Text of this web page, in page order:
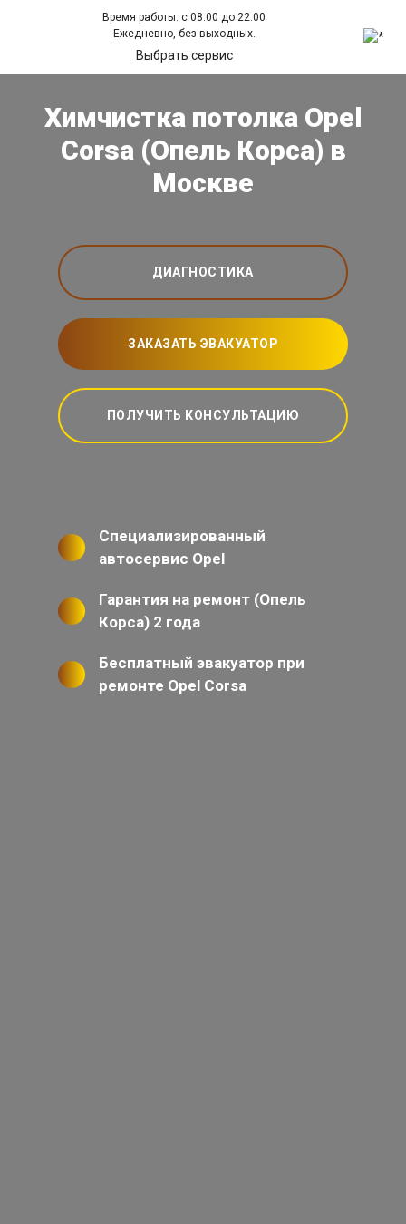
Время работы: с 08:00 до 22:00
Ежедневно, без выходных.
Выбрать сервис
Химчистка потолка Opel
Corsa (Опель Корса) в
Москве
ДИАГНОСТИКА
ЗАКАЗАТЬ ЭВАКУАТОР
ПОЛУЧИТЬ КОНСУЛЬТАЦИЮ
Специализированный
автосервис Opel
Гарантия на ремонт (Опель
Корса) 2 года
Бесплатный эвакуатор при
ремонте Opel Corsa